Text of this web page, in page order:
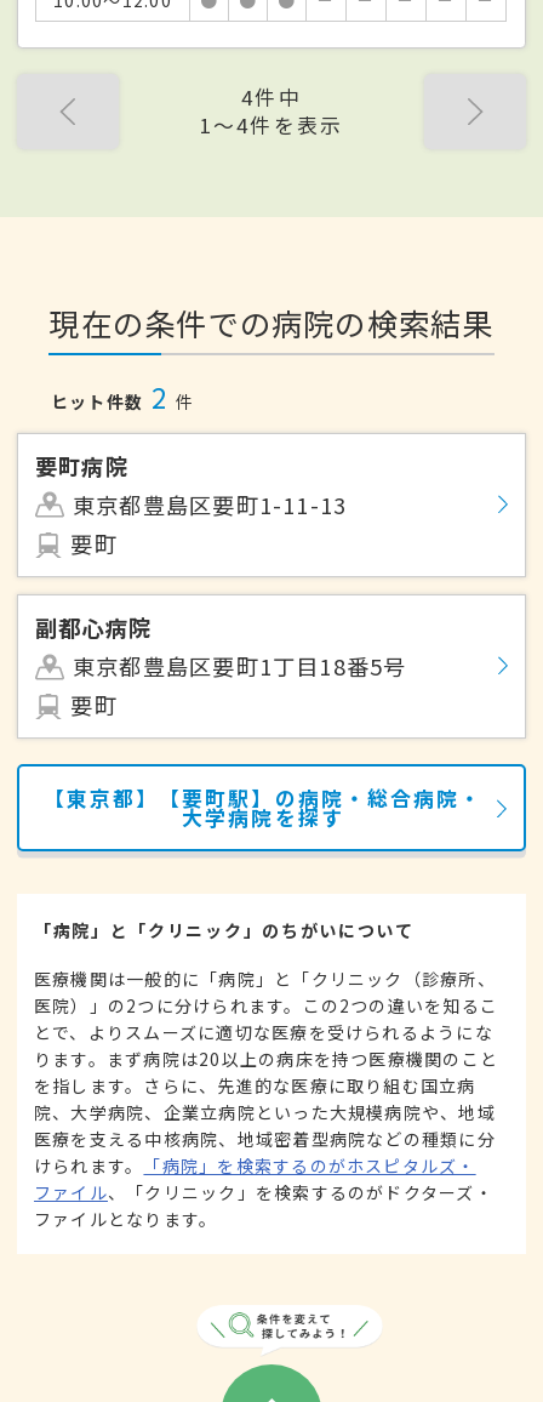
4件中
1〜4件を表示
現在の条件での病院の検索結果
ヒット件数 2 件
要町病院
東京都豊島区要町1-11-13
要町
副都心病院
東京都豊島区要町1丁目18番5号
要町
【東京都】【要町駅】の病院・総合病院・
大学病院を探す
「病院」と「クリニック」のちがいについて
医療機関は一般的に「病院」と「クリニック（診療所、
医院）」の2つに分けられます。この2つの違いを知るこ
とで、よりスムーズに適切な医療を受けられるようにな
ります。まず病院は20以上の病床を持つ医療機関のこと
を指します。さらに、先進的な医療に取り組む国立病
院、大学病院、企業立病院といった大規模病院や、地域
医療を支える中核病院、地域密着型病院などの種類に分
けられます。
「病院」を検索するのがホスピタルズ・
ファイル、「クリニック」を検索するのがドクターズ・
ファイルとなります。